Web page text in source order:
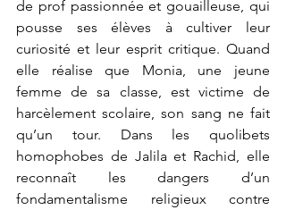
de prof passionnée et gouailleuse, qui
pousse ses élèves à cultiver leur
curiosité et leur esprit critique. Quand
elle réalise que Monia, une jeune
femme de sa classe, est victime de
harcèlement scolaire, son sang ne fait
qu’un tour. Dans les quolibets
homophobes de Jalila et Rachid, elle
reconnaît les dangers d’un
fondamentalisme religieux contre